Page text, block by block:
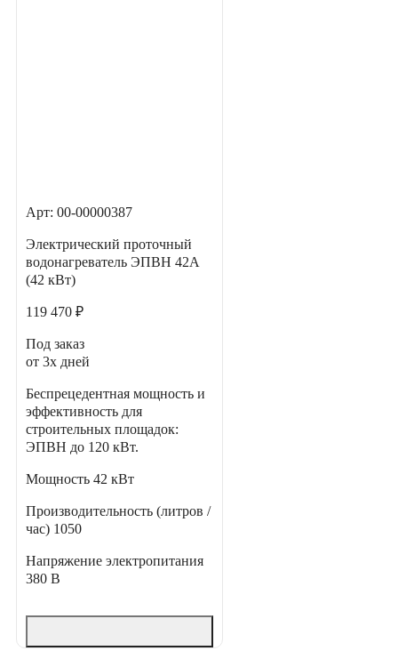
Арт: 00-00000387
Электрический проточный
водонагреватель ЭПВН 42А
(42 кВт)
119 470 ₽
Под заказ
от 3х дней
Беспрецедентная мощность и
эффективность для
строительных площадок:
ЭПВН до 120 кВт.
Мощность 42 кВт
Производительность (литров /
час) 1050
Напряжение электропитания
380 В